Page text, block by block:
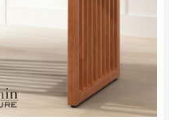
峽山區、石碇、坪
林、福隆、淡水山
區、北投湖山路、
深坑山區
：免
致無法配送，
全，賣家無提供吊掛
他的吊掛方式吊運，
。
送的問題，並非一般